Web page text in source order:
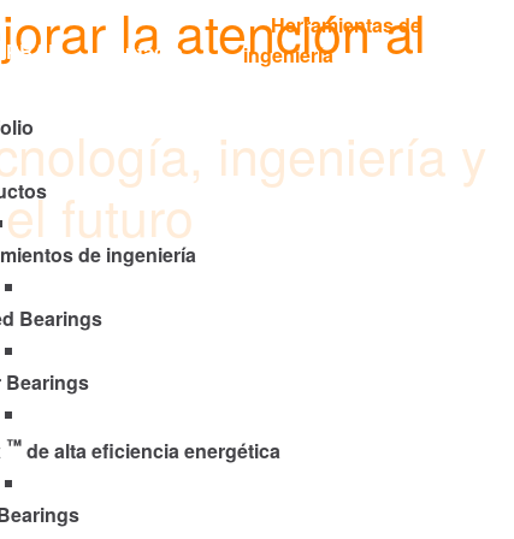
Contacto Languages
Herramientas de
ingeniería
de ingeniería
Bearings
Bearings
™ de alta eficiencia energética
la atención al
ingeniería y
futuro